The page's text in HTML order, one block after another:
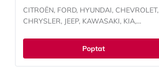
CITROËN, FORD, HYUNDAI, CHEVROLET,
CHRYSLER, JEEP, KAWASAKI, KIA,
RENAULT, SUBARU, SUZUKI, TOYOTA,
Poptat